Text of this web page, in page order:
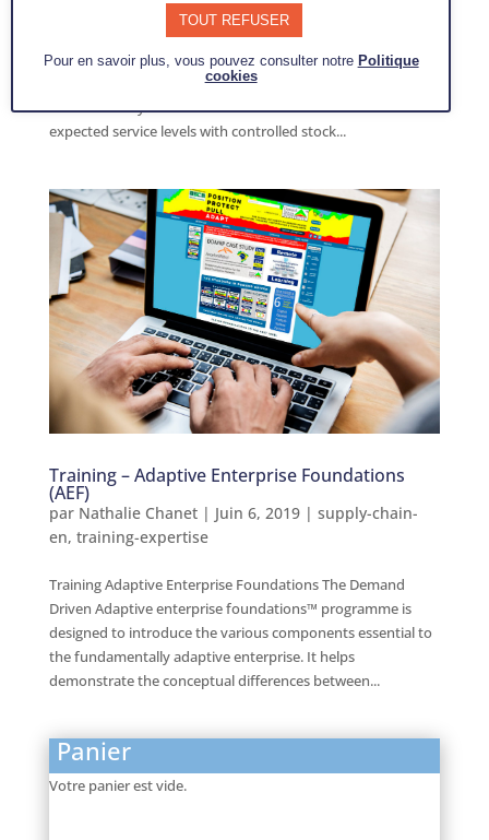
Training Demand Driven Leader The environment in which
organisations operate is increasingly uncertain and
complex. Traditional methods have reached their limits and
information systems are not sufficient to maintain
expected service levels with controlled stock...
Training – Adaptive Enterprise Foundations
(AEF)
par Nathalie Chanet| Juin 6, 2019| supply-chain-
en, training-expertise
Training Adaptive Enterprise Foundations The Demand
Driven Adaptive enterprise foundations™ programme is
designed to introduce the various components essential to
the fundamentally adaptive enterprise. It helps
demonstrate the conceptual differences between...
Panier
Votre panier est vide.
TOUT REFUSER
Pour en savoir plus, vous pouvez consulter notre Politique
cookies